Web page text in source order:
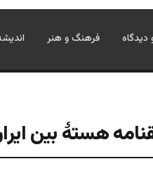
دیدگاه فرهنگ و هنر
هستۀ بین